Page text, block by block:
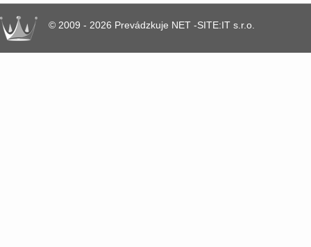
© 2009 - 2026 Prevádzkuje NET -SITE:IT s.r.o.